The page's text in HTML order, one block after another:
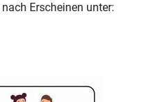
Erscheinen unter: